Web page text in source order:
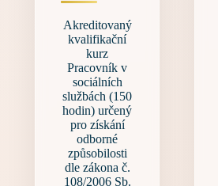
Akreditovaný
kvalifikační
kurz
Pracovník v
sociálních
službách (150
hodin) určený
pro získání
odborné
způsobilosti
dle zákona č.
108/2006 Sb.